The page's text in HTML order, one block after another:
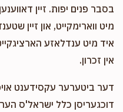
בסבר פנים יפות. זיין
מיט ווארימקייט, און זיין
איד מיט ענדלאזע
אין זכרון.
דער ביטערער עקסידענט
דוכגעריסן כלל ישראל'ס